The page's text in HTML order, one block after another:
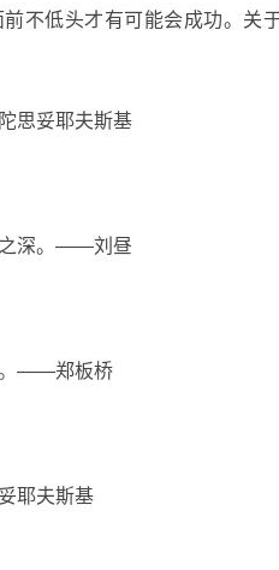
不低头才有可能会成功。关
思妥耶夫斯基
之深。——刘昼
。——郑板桥
耶夫斯基